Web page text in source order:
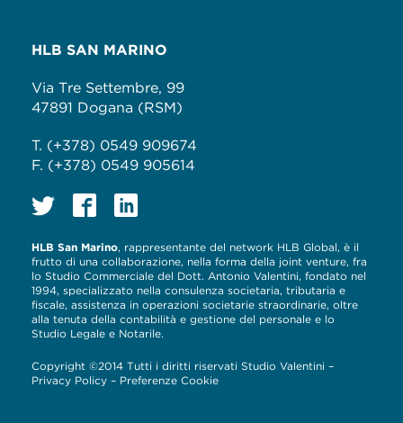
HLB SAN MARINO
Via Tre Settembre, 99
47891 Dogana (RSM)
T. (+378) 0549 909674
F. (+378) 0549 905614
HLB San Marino, rappresentante del network HLB Global, è il
frutto di una collaborazione, nella forma della joint venture, fra
lo Studio Commerciale del Dott. Antonio Valentini, fondato nel
1994, specializzato nella consulenza societaria, tributaria e
fiscale, assistenza in operazioni societarie straordinarie, oltre
alla tenuta della contabilità e gestione del personale e lo
Studio Legale e Notarile.
Copyright ©2014 Tutti i diritti riservati Studio Valentini –
Privacy Policy – Preferenze Cookie